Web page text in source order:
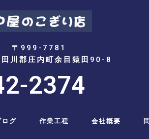
〒999-7781
田川郡庄内町余目猿田90-8
2374
ログ 作業工程 会社概要